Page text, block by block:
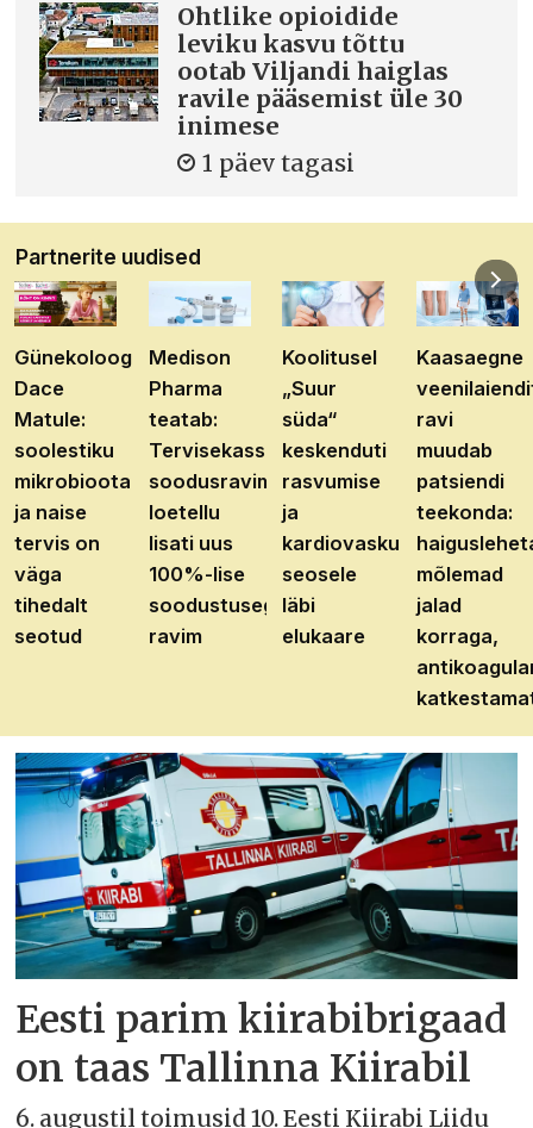
Ohtlike opioidide
leviku kasvu tõttu
ootab Viljandi haiglas
ravile pääsemist üle 30
inimese
1 päev tagasi
Partnerite uudised
Günekoloog
Dace
Matule:
soolestiku
mikrobioota
ja naise
tervis on
väga
tihedalt
seotud
Medison
Pharma
teatab:
Tervisekassa
soodusravimite
loetellu
lisati uus
100%-lise
soodustusega
ravim
Koolitusel
„Suur
süda“
keskenduti
rasvumise
ja
kardiovaskulaarhaiguste
seosele
läbi
elukaare
Kaasaegne
ravi
muudab
patsiendi
teekonda:
mõlemad
jalad
korraga,
Eesti parim kiirabibrigaad
on taas Tallinna Kiirabil
6. augustil toimusid 10. Eesti Kiirabi Liidu